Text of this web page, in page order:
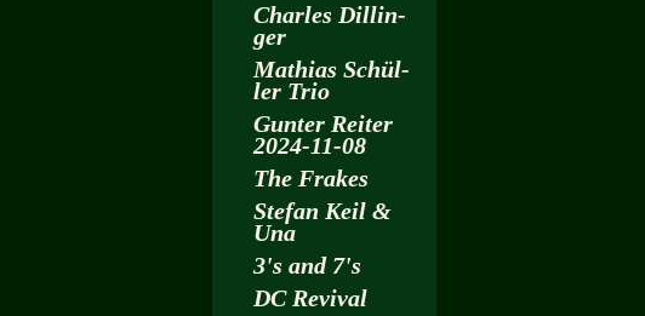
Charles Dil­lin­
ger
Ma­thi­as Schül­
ler Trio
Gun­ter Rei­ter
2024-11-08
The Fra­kes
Ste­fan Keil &
Una
3's and 7's
DC Re­vi­val